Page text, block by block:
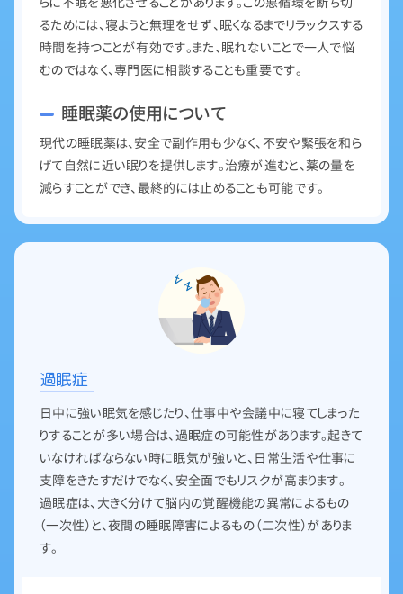
るためには、寝ようと無理をせず、眠くなるまでリラックスする
時間を持つことが有効です。また、眠れないことで一人で悩
むのではなく、専門医に相談することも重要です。
睡眠薬の使用について
現代の睡眠薬は、安全で副作用も少なく、不安や緊張を和ら
げて自然に近い眠りを提供します。治療が進むと、薬の量を
減らすことができ、最終的には止めることも可能です。
過眠症
日中に強い眠気を感じたり、仕事中や会議中に寝てしまった
りすることが多い場合は、過眠症の可能性があります。起きて
いなければならない時に眠気が強いと、日常生活や仕事に
支障をきたすだけでなく、安全面でもリスクが高まります。
過眠症は、大きく分けて脳内の覚醒機能の異常によるもの
（一次性）と、夜間の睡眠障害によるもの（二次性）がありま
す。